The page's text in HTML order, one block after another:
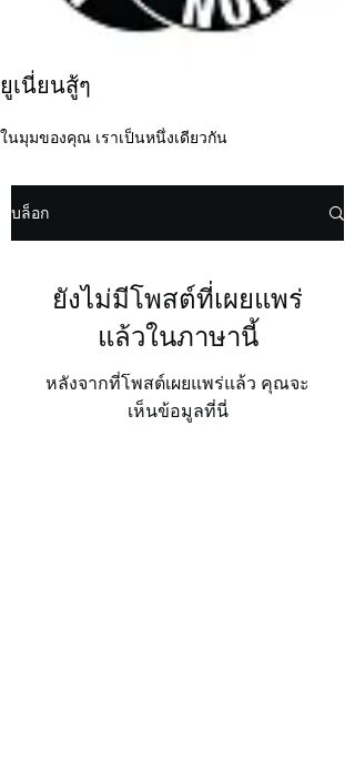
ยูเนี่ยนสู้ๆ
ในมุมของคุณ เราเป็นหนึ่งเดียวกัน
บล็อก
ยังไม่มีโพสต์ที่เผยแพร่
แล้วในภาษานี้
หลังจากที่โพสต์เผยแพร่แล้ว คุณจะ
เห็นข้อมูลที่นี่